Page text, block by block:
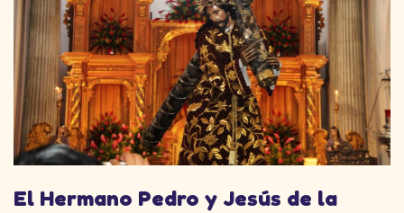
El Hermano Pedro y Jesús de la